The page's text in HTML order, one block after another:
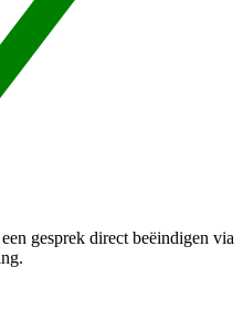
gesprek direct beëindigen via